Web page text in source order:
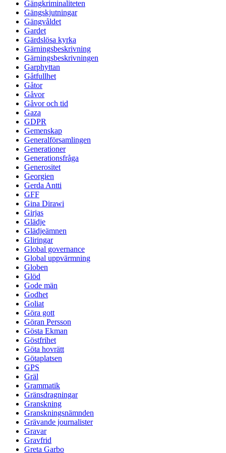
Gängkriminaliteten
Gängskjutningar
Gängvåldet
Gardet
Gärdslösa kyrka
Gärningsbeskrivning
Gärningsbeskrivningen
Garphyttan
Gåtfullhet
Gåtor
Gåvor
Gåvor och tid
Gaza
GDPR
Gemenskap
Generalförsamlingen
Generationer
Generationsfråga
Generositet
Georgien
Gerda Antti
GFF
Gina Dirawi
Girjas
Glädje
Glädjeämnen
Gliringar
Global governance
Global uppvärmning
Globen
Glöd
Gode män
Godhet
Goliat
Göra gott
Göran Persson
Gösta Ekman
Göstfrihet
Göta hovrätt
Götaplatsen
GPS
Gräl
Grammatik
Gränsdragningar
Granskning
Granskningsnämnden
Grävande journalister
Gravar
Gravfrid
Greta Garbo